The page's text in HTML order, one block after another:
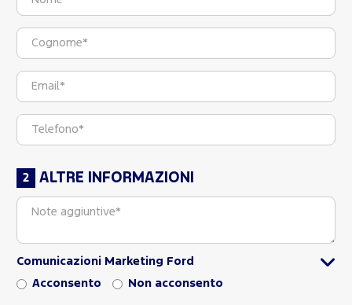
ALTRE INFORMAZIONI
Comunicazioni Marketing Ford
Acconsento Non acconsento